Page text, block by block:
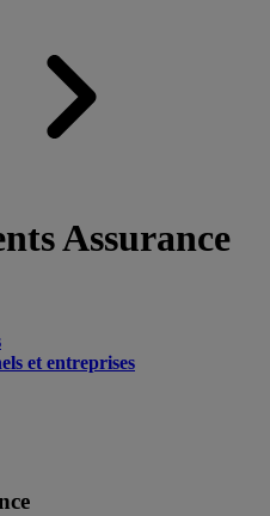
Assurance
et entreprises